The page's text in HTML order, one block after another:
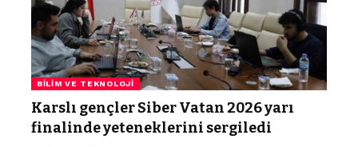
BILIM VE TEKNOLOJI
Karslı gençler Siber Vatan 2026 yarı
finalinde yeteneklerini sergiledi